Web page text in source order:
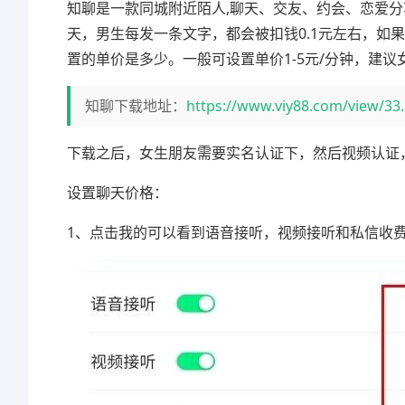
知聊是一款同城附近陌人,聊天、交友、约会、恋爱
天，男生每发一条文字，都会被扣钱0.1元左右，如
置的单价是多少。一般可设置单价1-5元/分钟，建
知聊下载地址： https://www.viy88.com/view/
下载之后，女生朋友需要实名认证下，然后视频认
设置聊天价格：
1、点击我的可以看到语音接听，视频接听和私信收